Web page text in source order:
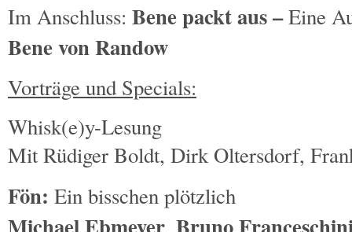
Im Anschluss: Bene packt aus –Eine
Bene von Randow
Vorträge und Specials:
Whisk(e)y-Lesung
Mit Rüdiger Boldt, Dirk Oltersdorf,
Fön: Ein bisschen plötzlich